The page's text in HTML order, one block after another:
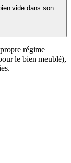
vide dans son
régime
le bien meublé),